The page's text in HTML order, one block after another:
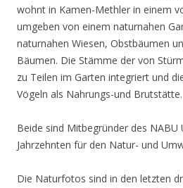
wohnt in Kamen-Methler in einem
umgeben von einem naturnahen
naturnahen Wiesen, Obstbäumen
Bäumen. Die Stämme der von
zu Teilen im Garten integriert und
Vögeln als Nahrungs-und Brutstätte.
Beide sind Mitbegründer des NABU
Jahrzehnten für den Natur- und
Die Naturfotos sind in den letzten